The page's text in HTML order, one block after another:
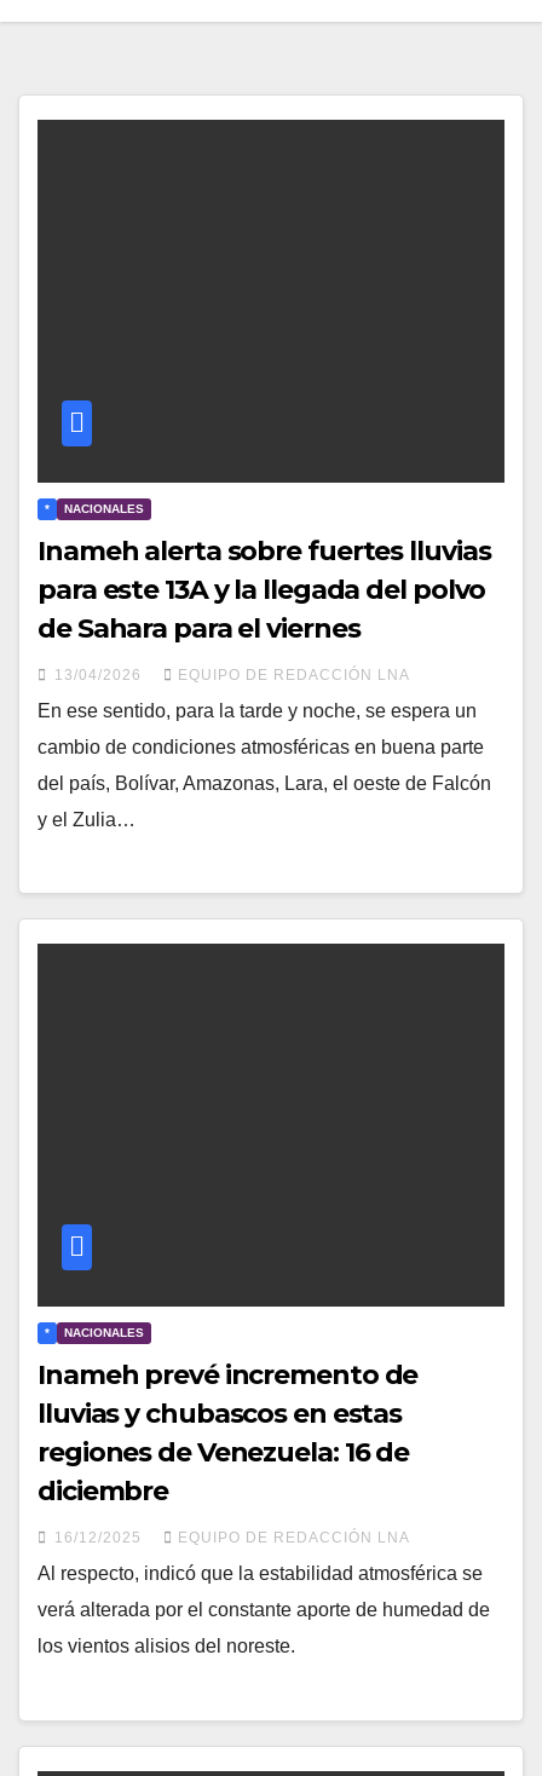
* NACIONALES
Inameh alerta sobre fuertes lluvias
para este 13A y la llegada del polvo
de Sahara para el viernes
13/04/2026 EQUIPO DE REDACCIÓN LNA
En ese sentido, para la tarde y noche, se espera un
cambio de condiciones atmosféricas en buena parte
del país, Bolívar, Amazonas, Lara, el oeste de Falcón
y el Zulia…
* NACIONALES
Inameh prevé incremento de
lluvias y chubascos en estas
regiones de Venezuela: 16 de
diciembre
16/12/2025 EQUIPO DE REDACCIÓN LNA
Al respecto, indicó que la estabilidad atmosférica se
verá alterada por el constante aporte de humedad de
los vientos alisios del noreste.